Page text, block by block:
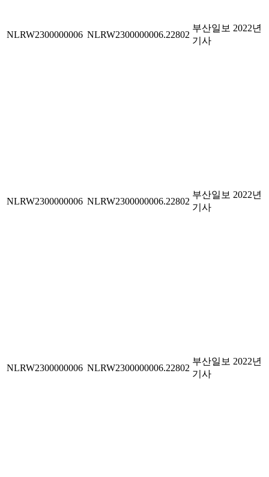
NLRW2300000006 NLRW2300000006.22802
부산일보 2022년
기사
NLRW2300000006 NLRW2300000006.22802
부산일보 2022년
기사
NLRW2300000006 NLRW2300000006.22802
부산일보 2022년
기사